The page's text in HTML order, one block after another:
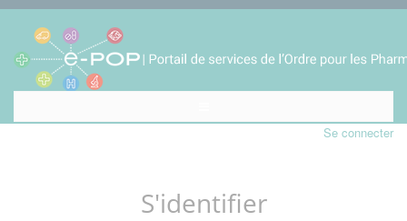
Se connecter
S'identifier